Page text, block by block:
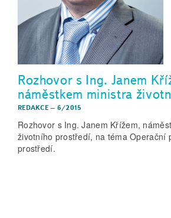
Rozhovor s Ing. Janem
náměstkem ministra
REDAKCE– 6/2015
Rozhovor s Ing. Janem Křížem,
životního prostředí, na téma Operační
prostředí.